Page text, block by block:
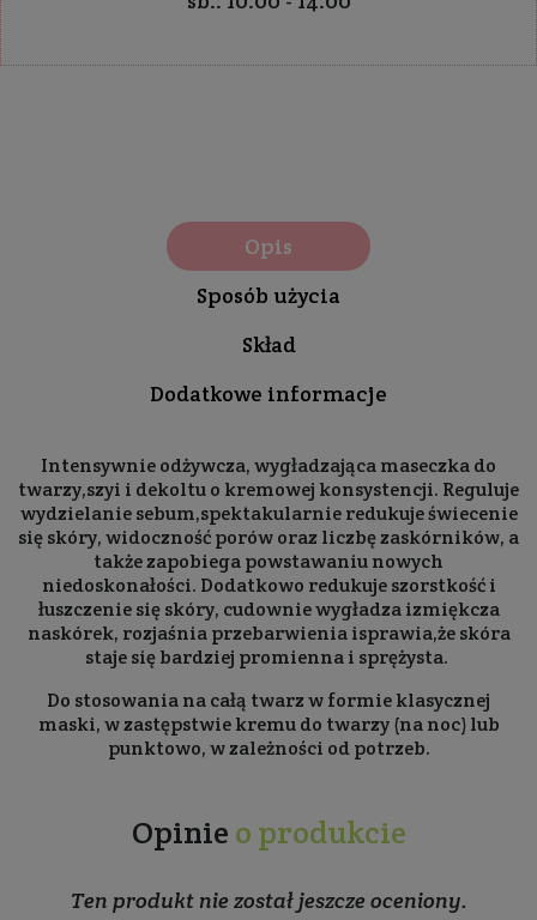
Opis
Sposób użycia
Skład
Dodatkowe informacje
Intensywnie odżywcza, wygładzająca maseczka do
twarzy,szyi i dekoltu o kremowej konsystencji. Reguluje
wydzielanie sebum,spektakularnie redukuje świecenie
się skóry, widoczność porów oraz liczbę zaskórników, a
także zapobiega powstawaniu nowych
niedoskonałości. Dodatkowo redukuje szorstkość i
łuszczenie się skóry, cudownie wygładza izmiękcza
naskórek, rozjaśnia przebarwienia isprawia,że skóra
staje się bardziej promienna i sprężysta.
Do stosowania na całą twarz w formie klasycznej
maski, w zastępstwie kremu do twarzy (na noc) lub
punktowo, w zależności od potrzeb.
Opinie o produkcie
Ten produkt nie został jeszcze oceniony.